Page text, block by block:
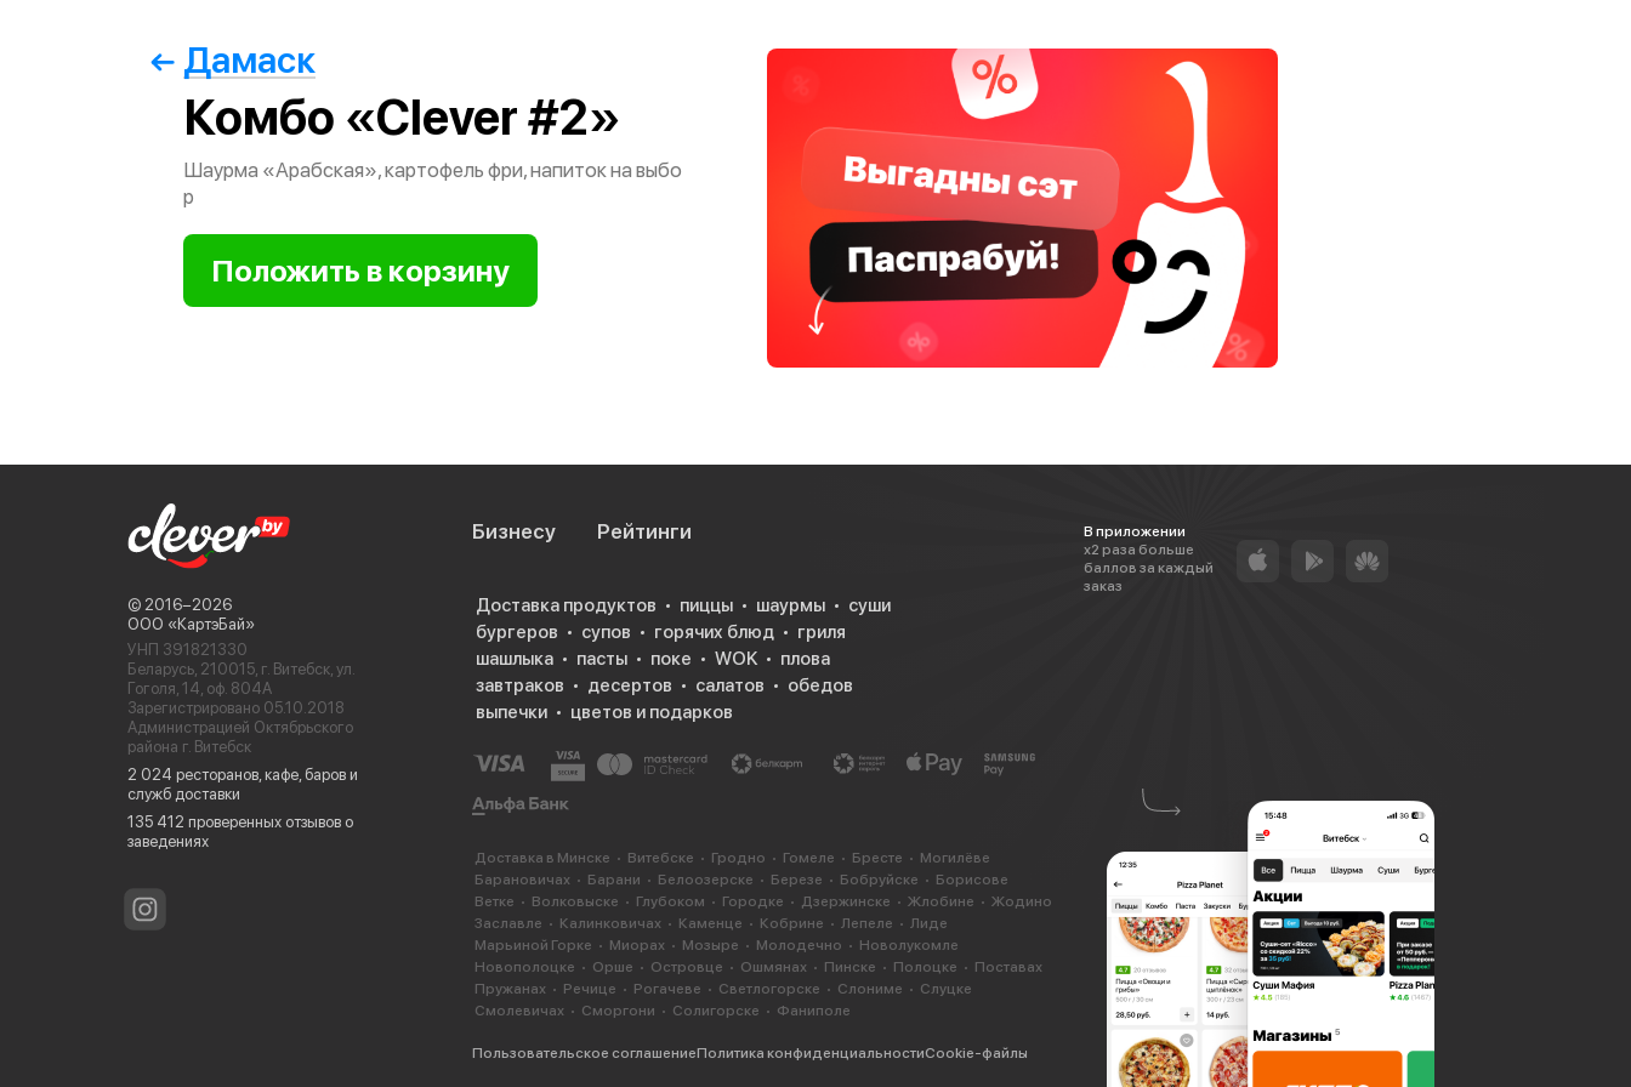
Дамаск
Комбо «Clever #2»
Шаурма «Арабская», картофель фри, напиток на выбо
р
© 2016−2026
ООО «КартэБай»
УНП 391821330
Беларусь, 210015, г. Витебск, ул.
Гоголя, 14, оф. 804А
Зарегистрировано 05.10.2018
Администрацией Октябрьского
района г. Витебск
2 024 ресторанов, кафе, баров и
служб доставки
135 412 проверенных отзывов о
заведениях
Бизнесу Рейтинги
В приложении
х2 раза больше
баллов за каждый
заказ
Доставка продуктов пиццы шаурмы
суши
бургеров
супов горячих блюд
гриля
шашлыка
пасты поке WOK
плова
завтраков
десертов салатов
обедов
выпечки
цветов и подарков
Доставка в Минске Витебске Гродно Гомеле Бресте
Могилёве
Барановичах
Барани Белоозерске Березе Бобруйске
Борисове
Ветке
Волковыске Глубоком Городке Дзержинске Жлобине
Жодино
Заславле
Калинковичах Каменце Кобрине Лепеле
Лиде
Марьиной Горке
Миорах Мозыре Молодечно
Новолукомле
Новополоцке
Орше Островце Ошмянах Пинске Полоцке
Поставах
Пружанах
Речице Рогачеве Светлогорске Слониме
Слуцке
Смолевичах
Сморгони Солигорске Фаниполе
Пользовательское соглашениеПолитика конфиденциальностиCookie-файлы